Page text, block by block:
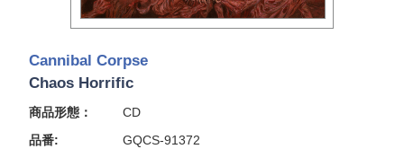
Cannibal Corpse
Chaos Horrific
商品形態：
CD
品番:
GQCS-91372